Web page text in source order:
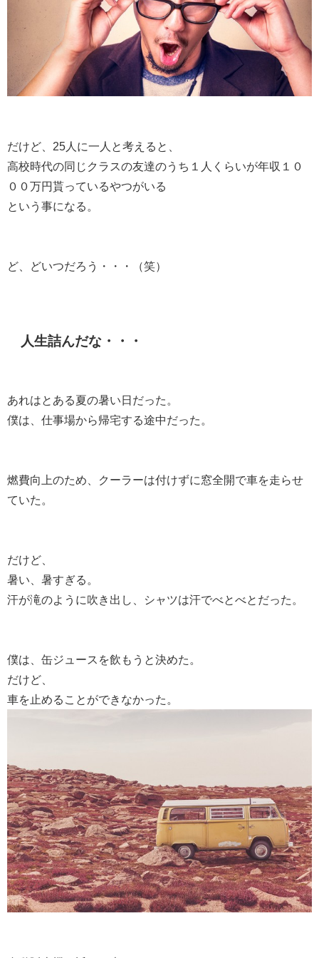
だけど、25人に一人と考えると、
高校時代の同じクラスの友達のうち１人くらいが年収１０
００万円貰っているやつがいる
という事になる。
ど、どいつだろう・・・（笑）
人生詰んだな・・・
あれはとある夏の暑い日だった。
僕は、仕事場から帰宅する途中だった。
燃費向上のため、クーラーは付けずに窓全開で車を走らせ
ていた。
だけど、
暑い、暑すぎる。
汗が滝のように吹き出し、シャツは汗でべとべとだった。
僕は、缶ジュースを飲もうと決めた。
だけど、
車を止めることができなかった。